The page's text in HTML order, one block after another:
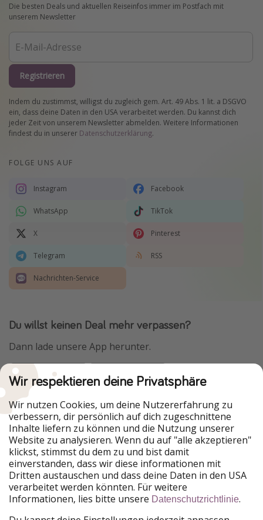
Die besten Deals und aktuellen Reiseinfos immer im Postfach mit
unserem Newsletter
Registrieren
Indem du zustimmst, willigst du zugleich gem. Art. 49 Abs. 1 lit. a DSGVO
ein, dass deine Daten in den USA verarbeitet werden. Du kannst dich
jeder Zeit von unserem Newsletter abmelden. Weitere Informationen
findest du in unserer Datenschutzerklärung.
FOLGE UNS AUF
Instagram Facebook
WhatsApp TikTok
X Pinterest
Telegram RSS
Nachrichten-Service
Du willst keinen Deal mehr verpassen?
Dann lade unsere App herunter.
Urlaubspiraten ist Teil der HolidayPirates Group
Unsere Märkte
PiratinViaggio
HolidayPirates
VakantiePiraten
WakacyjniPiraci
VoyagesPirates
Ferienpiraten
Urlaubspiraten
ViajerosPiratas
TravelPirates
Wir respektieren deine Privatsphäre
Wir nutzen Cookies, um deine Nutzererfahrung zu
verbessern, dir persönlich auf dich zugeschnittene
Inhalte liefern zu können und die Nutzung unserer
Website zu analysieren. Wenn du auf "alle akzeptieren"
klickst, stimmst du dem zu und bist damit
einverstanden, dass wir diese informationen mit
Dritten austauschen und dass deine Daten in den USA
verarbeitet werden könnten. Für weitere
Informationen, lies bitte unsere Datenschutzrichtlinie.